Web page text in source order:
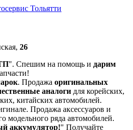
Тольятти
26
". Спешим на помощь и дарим
. Продажа оригинальных
аналоги для корейских,
китайских автомобилей.
Продажа аксессуаров и
модельного ряда автомобилей.
аккумулятор!" Получайте